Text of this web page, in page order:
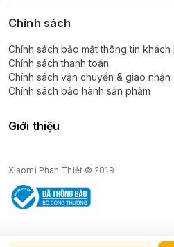
Chính sách
Chính sách bảo mật thông tin khách
Chính sách thanh toán
Chính sách vận chuyển & giao nhận
Chính sách bảo hành sản phẩm
Giới thiệu
Xiaomi Phan Thiết © 2019